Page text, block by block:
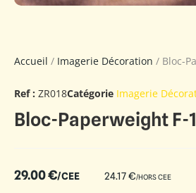
Accueil / Imagerie Décoration / Bloc-
Ref : ZR018Catégorie Imagerie
Bloc-Paperweight F-
29.00€/CEE 24.17€/HORS CEE